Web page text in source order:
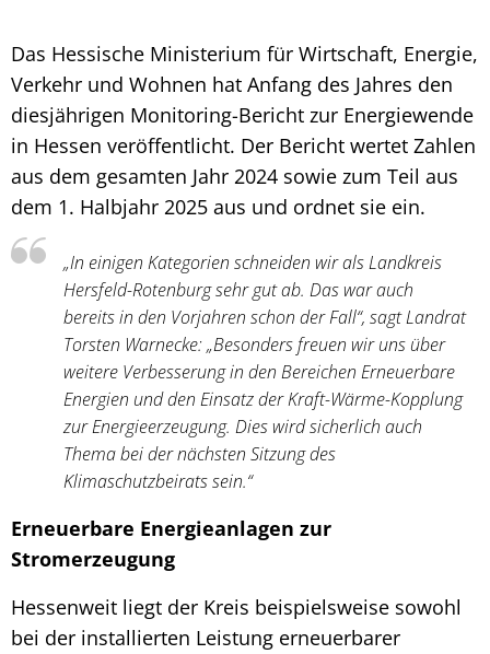
Das Hessische Ministerium für Wirtschaft, Energie,
Verkehr und Wohnen hat Anfang des Jahres den
diesjährigen Monitoring-Bericht zur Energiewende
in Hessen veröffentlicht. Der Bericht wertet Zahlen
aus dem gesamten Jahr 2024 sowie zum Teil aus
dem 1. Halbjahr 2025 aus und ordnet sie ein.
„In einigen Kategorien schneiden wir als Landkreis
Hersfeld-Rotenburg sehr gut ab. Das war auch
bereits in den Vorjahren schon der Fall“, sagt Landrat
Torsten Warnecke: „Besonders freuen wir uns über
weitere Verbesserung in den Bereichen Erneuerbare
Energien und den Einsatz der Kraft-Wärme-Kopplung
zur Energieerzeugung. Dies wird sicherlich auch
Thema bei der nächsten Sitzung des
Klimaschutzbeirats sein.“
Erneuerbare Energieanlagen zur
Stromerzeugung
Hessenweit liegt der Kreis beispielsweise sowohl
bei der installierten Leistung erneuerbarer